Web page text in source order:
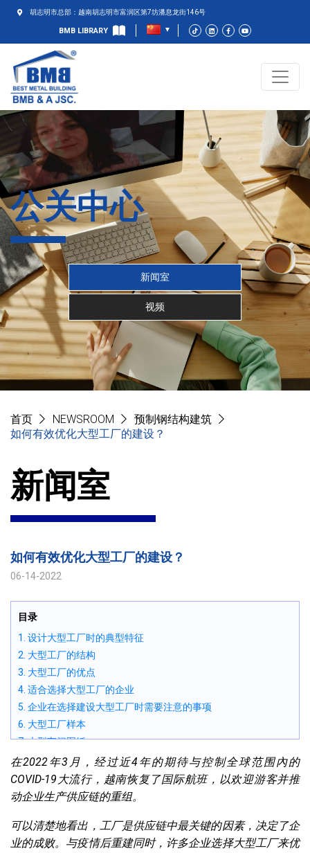
胡志明市总部：越南胡志明市富润区第7坊潘息龙街146号
BMB LIBRARY
公关中心
新闻室
视频
首页 NEWSROOM
预制钢结构建筑
如何有效优化大型工厂的建设？
新闻室
如何有效优化大型工厂的建设？
06-14-2022
目录
1. 设计大型工厂时的典型特征
2. 大型工厂的结构
3. 大型工厂的优点
4. 适合选择大型工厂的企业
5. 企业在选择建设大型工厂时需要注意的事项
6. 大型工厂样本
7. 大型车间图纸
在2022年3月，经过近4年的期待与控制全球范围內的
COVID-19大流行，越南恢复了国际航班，以欢迎游客并推
动企业生产供应链的重组。
可以清楚地看出，工厂是供应链中最关键的因素，决定了企
业的成败。与疫情后重建同时，许多企业选择大型工厂来优